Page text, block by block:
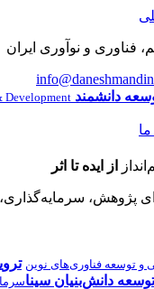
فناوری و نوآوری ایران
دانشمند Development
از ایده تا اثر
پژوهش،
و توسعه فناوری‌های نوین
توسعه دانش‌بنیان سینا